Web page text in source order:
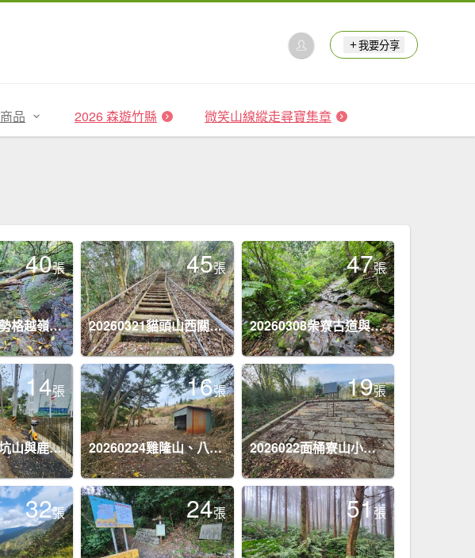
我要分享
商品 2026 森遊竹縣 微笑山線縱走尋寶集章
40張
20260412東勢格越嶺步道 平溪~嶺腳
45張
20260321貓頭山西關刀山能高瀑布O型
47張
20260308柴寮古道與中坑古道
14張
20260301濫坑山與鹿廚坑山
16張
20260224雞隆山、八角林山、上果作園山
19張
2026022面桶寮山小分林山大分林山
32張 24張 51張